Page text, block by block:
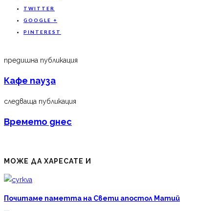
TWITTER
GOOGLE +
PINTEREST
предишна публикация
Кафе пауза
следваща публикация
Времето днес
МОЖЕ ДА ХАРЕСАТЕ И
Почитаме паметта на Свети апостол Матий